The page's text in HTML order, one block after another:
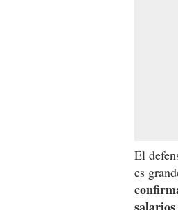
El
es